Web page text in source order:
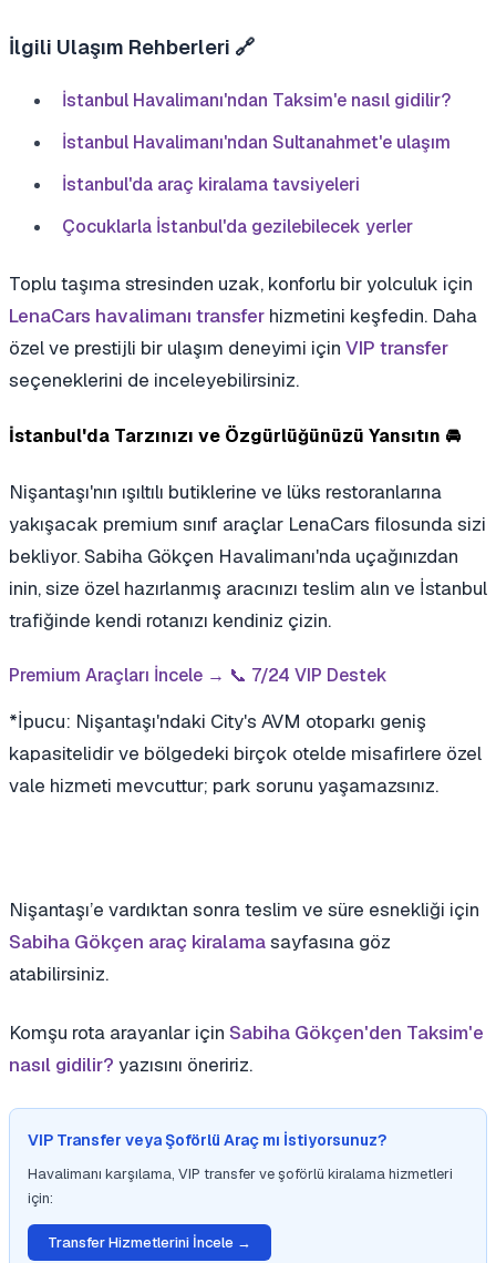
İlgili Ulaşım Rehberleri 🔗
İstanbul Havalimanı'ndan Taksim'e nasıl gidilir?
İstanbul Havalimanı'ndan Sultanahmet'e ulaşım
İstanbul'da araç kiralama tavsiyeleri
Çocuklarla İstanbul'da gezilebilecek yerler
Toplu taşıma stresinden uzak, konforlu bir yolculuk için
LenaCars havalimanı transfer hizmetini keşfedin. Daha
özel ve prestijli bir ulaşım deneyimi için VIP transfer
seçeneklerini de inceleyebilirsiniz.
İstanbul'da Tarzınızı ve Özgürlüğünüzü Yansıtın 🚘
Nişantaşı'nın ışıltılı butiklerine ve lüks restoranlarına
yakışacak premium sınıf araçlar LenaCars filosunda sizi
bekliyor. Sabiha Gökçen Havalimanı'nda uçağınızdan
inin, size özel hazırlanmış aracınızı teslim alın ve İstanbul
trafiğinde kendi rotanızı kendiniz çizin.
Premium Araçları İncele → 📞 7/24 VIP Destek
*İpucu: Nişantaşı'ndaki City's AVM otoparkı geniş
kapasitelidir ve bölgedeki birçok otelde misafirlere özel
vale hizmeti mevcuttur; park sorunu yaşamazsınız.
Nişantaşı’e vardıktan sonra teslim ve süre esnekliği için
Sabiha Gökçen araç kiralamasayfasına göz
atabilirsiniz.
Komşu rota arayanlar için Sabiha Gökçen'den Taksim'e
nasıl gidilir? yazısını öneririz.
VIP Transfer veya Şoförlü Araç mı İstiyorsunuz?
Havalimanı karşılama, VIP transfer ve şoförlü kiralama hizmetleri
için:
Transfer Hizmetlerini İncele →